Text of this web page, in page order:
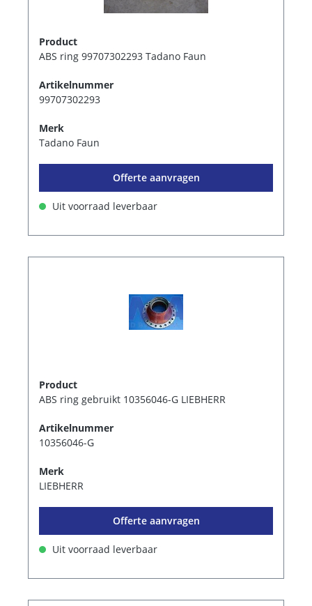
Product
ABS ring 99707302293 Tadano Faun
Artikelnummer
99707302293
Merk
Tadano Faun
Offerte aanvragen
Uit voorraad leverbaar
Product
ABS ring gebruikt 10356046-G LIEBHERR
Artikelnummer
10356046-G
Merk
LIEBHERR
Offerte aanvragen
Uit voorraad leverbaar